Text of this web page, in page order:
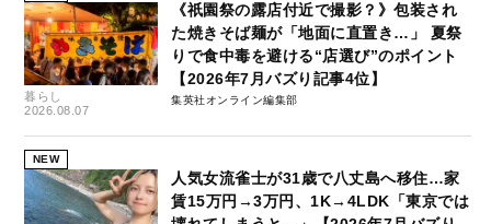
暮らし
2026.08.07
《祇園祭の露店付近で撮影？》包装され
た焼きそば麺が「地面に直置き…」 夏祭
りで食中毒を避ける“店選び”のポイント
【2026年7月バズり記事4位】
集英社オンライン編集部
NEW
人気女流雀士が31歳で八丈島へ移住…家
賃15万円→3万円、1K→4LDK「東京では